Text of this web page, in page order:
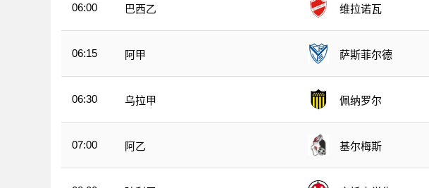
06:00 巴西乙 维拉诺瓦
06:15 阿甲 萨斯菲尔德
06:30 乌拉甲 佩纳罗尔
07:00 阿乙 基尔梅斯